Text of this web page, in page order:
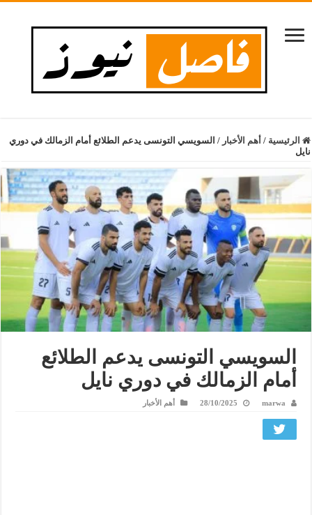
الرئيسية / أهم الأخبار / السويسي التونسى يدعم الطلائع أمام الزمالك في دوري
نايل
السويسي التونسى يدعم الطلائع
أمام الزمالك في دوري نايل
marwa
28/10/2025 أهم الأخبار